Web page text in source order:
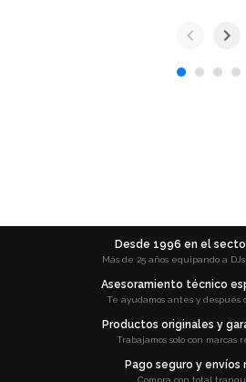
Desde 1996 en el
Más de 25 años equipando a
Asesoramiento técnico
Te ayudamos antes y después
Productos originales y
Trabajamos solo con marcas
Pago seguro y envíos